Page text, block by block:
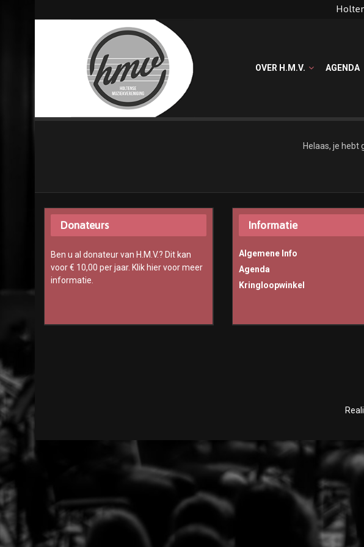
OVER H.M.V. AGENDA
Helaas, je hebt
Donateurs
Ben u al donateur van H.M.V.? Dit kan
voor € 10,00 per jaar. Klik hier voor meer
informatie.
Informatie
Algemene Info
Agenda
Kringloopwinkel